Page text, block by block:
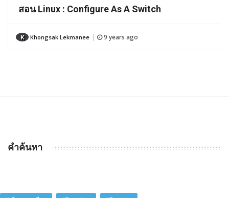
สอน Linux : Configure As A Switch
K Khongsak Lekmanee 9 years ago
คำค้นหา